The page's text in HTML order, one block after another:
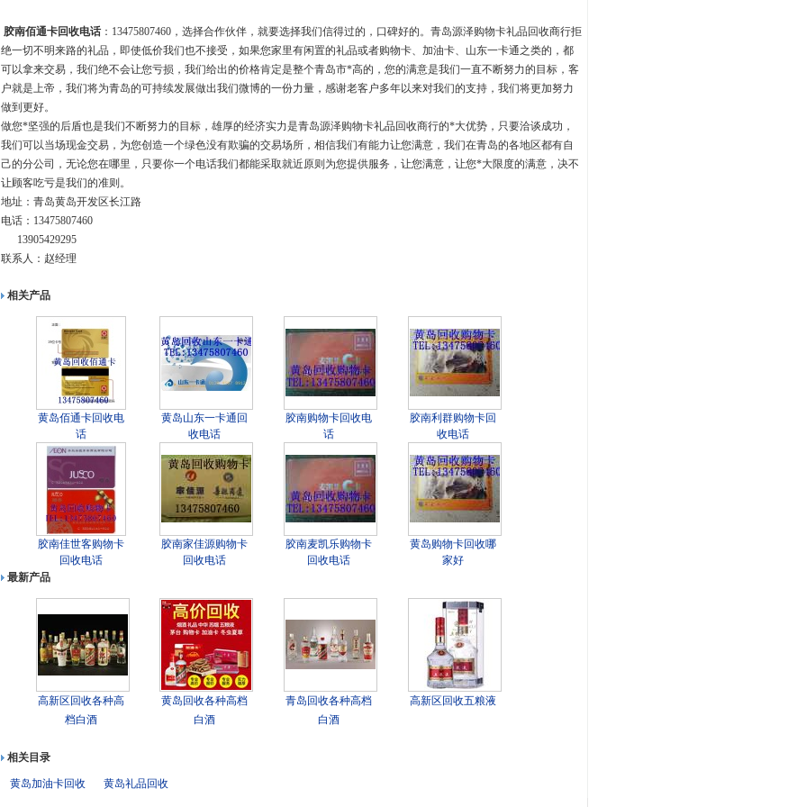
胶南佰通卡回收电话 ：13475807460，选择合作伙伴，就要选择我们信得过的，口碑好的。青岛源泽购物卡礼品回收商行拒
绝一切不明来路的礼品，即使低价我们也不接受，如果您家里有闲置的礼品或者购物卡、加油卡、山东一卡通之类的，都
可以拿来交易，我们绝不会让您亏损，我们给出的价格肯定是整个青岛市*高的，您的满意是我们一直不断努力的目标，客
户就是上帝，我们将为青岛的可持续发展做出我们微博的一份力量，感谢老客户多年以来对我们的支持，我们将更加努力
做到更好。
做您*坚强的后盾也是我们不断努力的目标，雄厚的经济实力是青岛源泽购物卡礼品回收商行的*大优势，只要洽谈成功，
我们可以当场现金交易，为您创造一个绿色没有欺骗的交易场所，相信我们有能力让您满意，我们在青岛的各地区都有自
己的分公司，无论您在哪里，只要你一个电话我们都能采取就近原则为您提供服务，让您满意，让您*大限度的满意，决不
让顾客吃亏是我们的准则。
地址：青岛黄岛开发区长江路
电话：13475807460
13905429295
联系人：赵经理
相关产品
黄岛佰通卡回收电
话
黄岛山东一卡通回
收电话
胶南购物卡回收电
话
胶南利群购物卡回
收电话
胶南佳世客购物卡
回收电话
胶南家佳源购物卡
回收电话
胶南麦凯乐购物卡
回收电话
黄岛购物卡回收哪
家好
最新产品
高新区回收各种高
档白酒
黄岛回收各种高档
白酒
青岛回收各种高档
白酒
高新区回收五粮液
相关目录
黄岛加油卡回收 黄岛礼品回收